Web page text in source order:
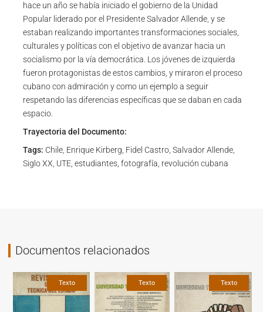
hace un año se había iniciado el gobierno de la Unidad
Popular liderado por el Presidente Salvador Allende, y se
estaban realizando importantes transformaciones sociales,
culturales y políticas con el objetivo de avanzar hacia un
socialismo por la vía democrática. Los jóvenes de izquierda
fueron protagonistas de estos cambios, y miraron el proceso
cubano con admiración y como un ejemplo a seguir
respetando las diferencias específicas que se daban en cada
espacio.
Trayectoria del Documento:
Tags: Chile, Enrique Kirberg, Fidel Castro, Salvador Allende,
Siglo XX, UTE, estudiantes, fotografía, revolución cubana
Documentos relacionados
Texto Texto Texto